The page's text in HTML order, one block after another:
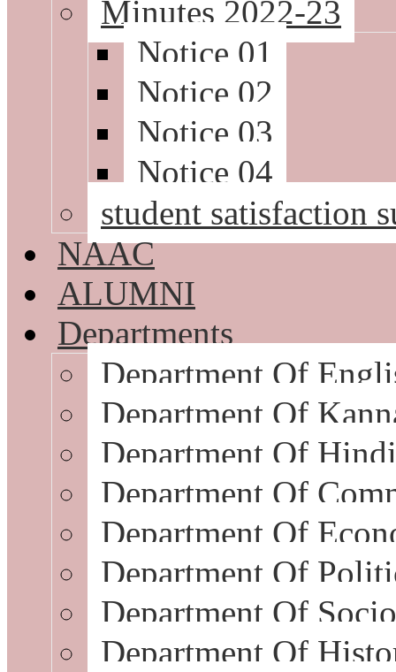
Minutes 2022-23
Notice 01
Notice 02
Notice 03
Notice 04
student satisfaction
NAAC
ALUMNI
Departments
Department Of
Department Of
Department Of Hindi
Department Of
Department Of
Department Of
Department Of
Department Of